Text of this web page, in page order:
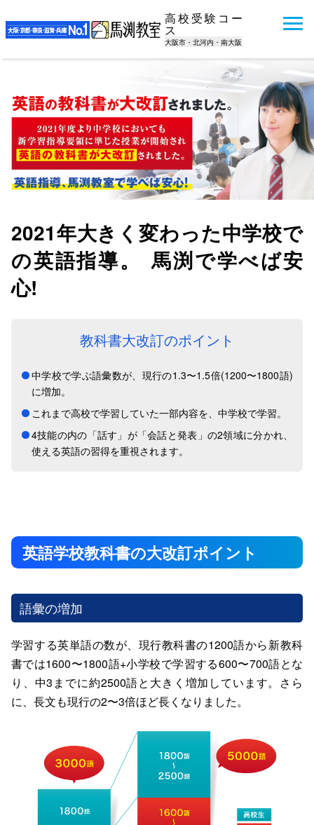
高校受験コー
ス
大阪市・北河内・南大阪
2021年大きく変わった中学校で
の英語指導。
馬渕で学べば安
心!
教科書大改訂のポイント
中学校で学ぶ語彙数が、現行の1.3〜1.5倍(1200〜1800語)
に増加。
これまで高校で学習していた一部内容を、中学校で学習。
4技能の内の「話す」が「会話と発表」の2領域に分かれ、
使える英語の習得を重視されます。
英語学校教科書の大改訂ポイント
語彙の増加
学習する英単語の数が、現行教科書の1200語から新教科
書では1600〜1800語+小学校で学習する600〜700語とな
り、中3までに約2500語と大きく増加しています。さら
に、長文も現行の2〜3倍ほど長くなりました。